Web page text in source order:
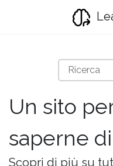
Un sito
saperne
Scopri di più su